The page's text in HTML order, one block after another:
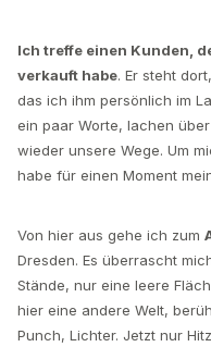
Ich treffe einen Kunden,
verkauft habe. Er steht
das ich ihm persönlich im
ein paar Worte, lachen
wieder unsere Wege. Um
habe für einen Moment
Von hier aus gehe ich zum
Dresden. Es überrascht
Stände, nur eine leere
hier eine andere Welt,
Punch, Lichter. Jetzt nur